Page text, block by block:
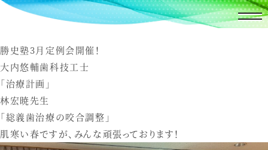
勝史塾3月定例会開催！
大内悠輔歯科技工士
「治療計画」
林宏暁先生
「総義歯治療の咬合調整」
肌寒い春ですが、みんな頑張っております！